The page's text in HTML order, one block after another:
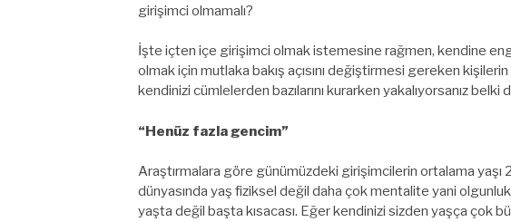
girişimci olmamalı?
İşte içten içe girişimci olmak istemesine rağmen, kendine
olmak için mutlaka bakış açısını değiştirmesi gereken
kendinizi cümlelerden bazılarını kurarken yakalıyorsanız
“Henüz fazla gencim”
Araştırmalara göre günümüzdeki girişimcilerin ortalama yaşı
dünyasında yaş fiziksel değil daha çok mentalite yani
yaşta değil başta kısacası. Eğer kendinizi sizden yaşça çok